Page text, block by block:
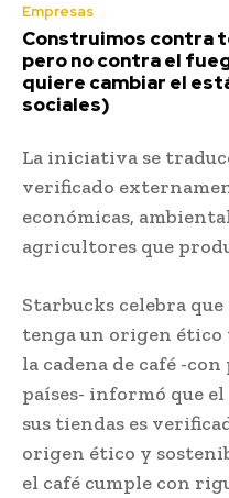
Empresas
Construimos contra
pero no contra el
quiere cambiar el
sociales)
La iniciativa se
verificado
económicas,
agricultores que
Starbucks celebra
tenga un origen ético
la cadena de café -
países- informó que el
sus tiendas es
origen ético y
el café cumple con